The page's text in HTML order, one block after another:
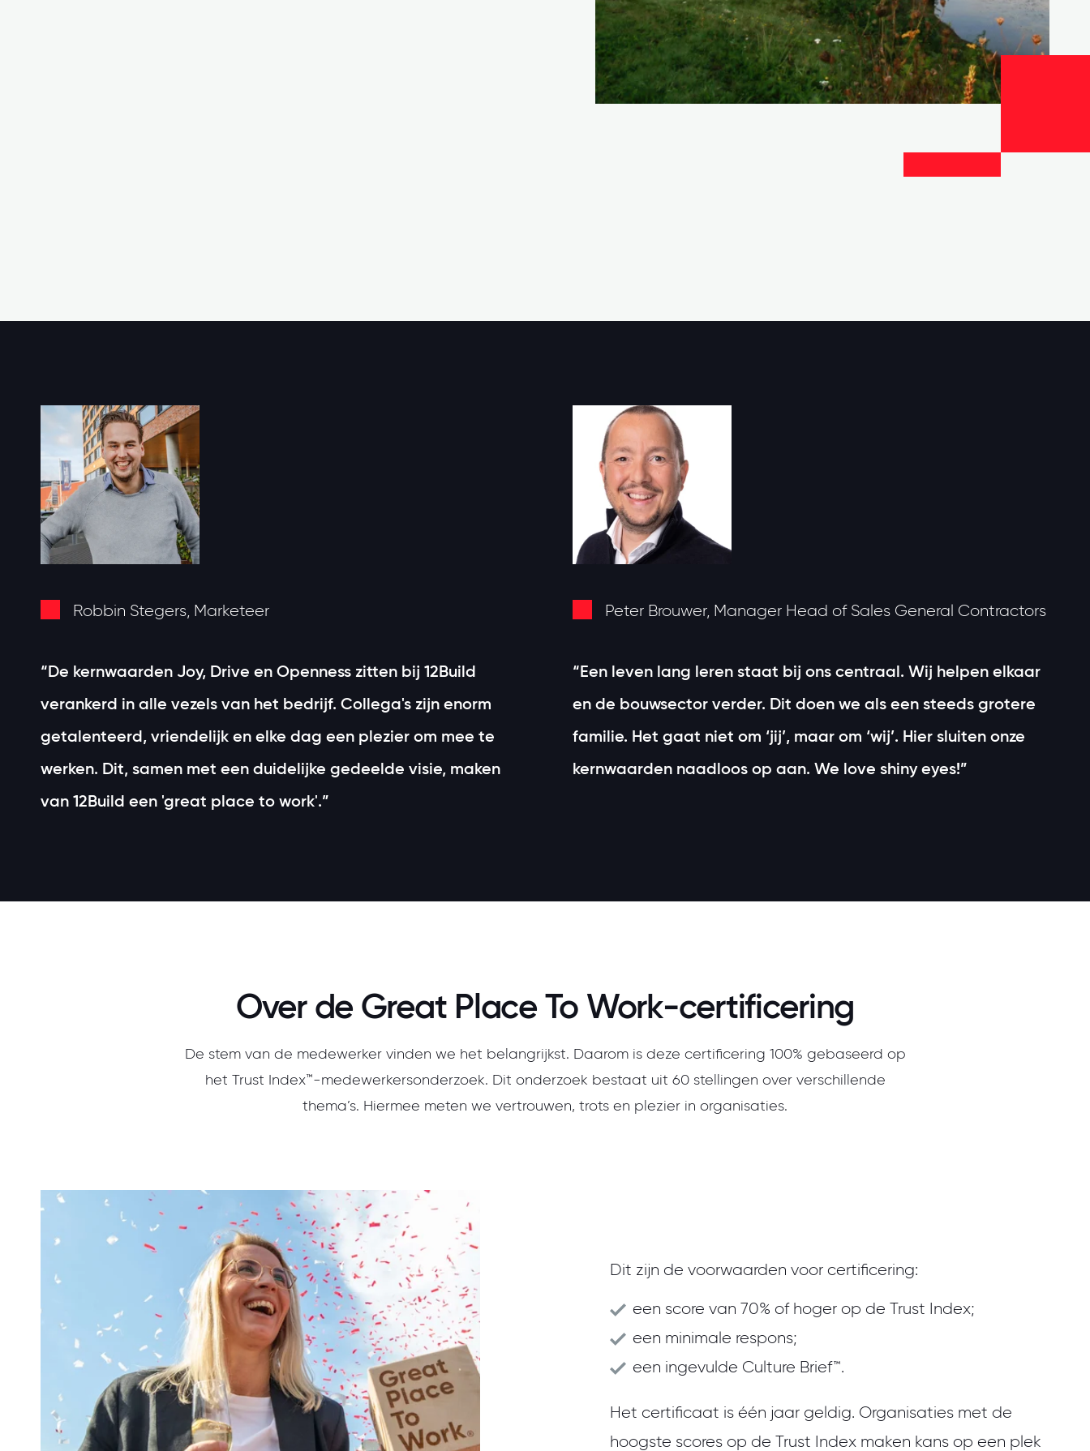
Robbin Stegers, Marketeer
“De kernwaarden Joy, Drive en Openness zitten bij 12Build
verankerd in alle vezels van het bedrijf. Collega's zijn enorm
getalenteerd, vriendelijk en elke dag een plezier om mee te
werken. Dit, samen met een duidelijke gedeelde visie, maken
van 12Build een 'great place to work'.”
Peter Brouwer, Manager Head of Sales General Contractors
“Een leven lang leren staat bij ons centraal. Wij helpen elkaar
en de bouwsector verder. Dit doen we als een steeds grotere
familie. Het gaat niet om ‘jij’, maar om ‘wij’. Hier sluiten onze
kernwaarden naadloos op aan. We love shiny eyes!”
Over de Great Place To Work-certificering
De stem van de medewerker vinden we het belangrijkst. Daarom is deze certificering 100% gebaseerd op
het Trust Index™-medewerkersonderzoek. Dit onderzoek bestaat uit 60 stellingen over verschillende
thema’s. Hiermee meten we vertrouwen, trots en plezier in organisaties.
Dit zijn de voorwaarden voor certificering:
een score van 70% of hoger op de Trust Index;
een minimale respons;
een ingevulde Culture Brief™.
Het certificaat is één jaar geldig. Organisaties met de
hoogste scores op de Trust Index maken kans op een plek